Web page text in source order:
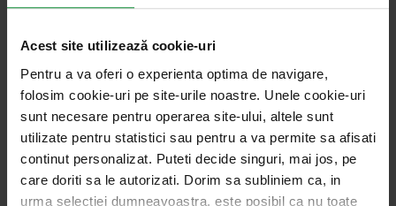
Acest site utilizează cookie-uri
Pentru a va oferi o experienta optima de navigare,
folosim cookie-uri pe site-urile noastre. Unele cookie-uri
sunt necesare pentru operarea site-ului, altele sunt
utilizate pentru statistici sau pentru a va permite sa afisati
continut personalizat. Puteti decide singuri, mai jos, pe
care doriti sa le autorizati. Dorim sa subliniem ca, in
urma selectiei dumneavoastra, este posibil ca nu toate
Inițiativa #maisănătoși aduce alimentația
sănătoasă în școlile speciale din București
București, 25 februarie 2025 – Asociația Taxiul cu
Bomboane, împreună cu Eisberg: Colour Your Life,